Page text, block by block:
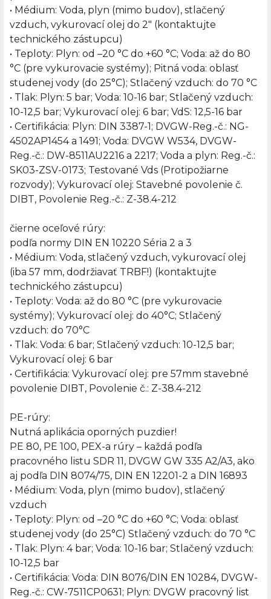
• Médium: Voda, plyn (mimo budov), stlačený
vzduch, vykurovací olej do 2" (kontaktujte
technického zástupcu)
• Teploty: Plyn: od –20 °C do +60 °C; Voda: až do 80
°C (pre vykurovacie systémy); Pitná voda: oblasť
studenej vody (do 25°C); Stlačený vzduch: do 70 °C
• Tlak: Plyn: 5 bar; Voda: 10-16 bar; Stlačený vzduch:
10-12,5 bar; Vykurovací olej: 6 bar; VdS: 12,5-16 bar
• Certifikácia: Plyn: DIN 3387-1; DVGW-Reg.-č.: NG-
4502AP1454 a 1491; Voda: DVGW W534, DVGW-
Reg.-č.: DW-8511AU2216 a 2217; Voda a plyn: Reg.-č.:
SK03-ZSV-0173; Testované Vds (Protipožiarne
rozvody); Vykurovací olej: Stavebné povolenie č.
DIBT, Povolenie Reg.-č.: Z-38.4-212
čierne oceľové rúry:
podľa normy DIN EN 10220 Séria 2 a 3
• Médium: Voda, stlačený vzduch, vykurovací olej
(iba 57 mm, dodržiavať TRBF!) (kontaktujte
technického zástupcu)
• Teploty: Voda: až do 80 °C (pre vykurovacie
systémy); Vykurovací olej: do 40°C; Stlačený
vzduch: do 70°C
• Tlak: Voda: 6 bar; Stlačený vzduch: 10-12,5 bar;
Vykurovací olej: 6 bar
• Certifikácia: Vykurovací olej: pre 57mm stavebné
povolenie DIBT, Povolenie č.: Z-38.4-212
PE-rúry:
Nutná aplikácia oporných puzdier!
PE 80, PE 100, PEX-a rúry – každá podľa
pracovného listu SDR 11, DVGW GW 335 A2/A3, ako
aj podľa DIN 8074/75, DIN EN 12201-2 a DIN 16893
• Médium: Voda, plyn (mimo budov), stlačený
vzduch
• Teploty: Plyn: od –20 °C do +60 °C; Voda: oblasť
studenej vody (do 25°C) Stlačený vzduch: do 70 °C
• Tlak: Plyn: 4 bar; Voda: 10-16 bar; Stlačený vzduch:
10-12,5 bar
• Certifikácia: Voda: DIN 8076/DIN EN 10284, DVGW-
Reg.-č.: CW-7511CP0631; Plyn: DVGW pracovný list